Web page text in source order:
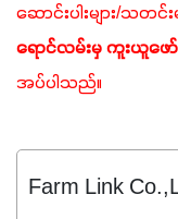
ဆောင်းပါးများ/သတ
ရောင်လမ်းမှ ကူးယူဖေ
အပ်ပါသည်။
Farm Link